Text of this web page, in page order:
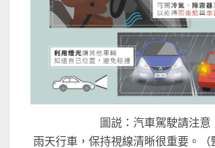
圖説：汽車駕駛請注意
雨天行車，保持視線清晰很重要。（